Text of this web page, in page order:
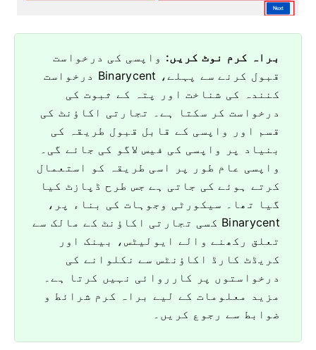
براہ کرم نوٹ کریں: واپسی کی درخواست
قبول کرنے سے پہلے، Binarycent درخواست
کنندہ کی شناخت اور پتہ کے ثبوت کی
درخواست کر سکتا ہے۔
تجارتی اکاؤنٹ کی
قسم اور واپسی کے قابل قبول طریقہ کی
بنیاد پر واپسی کی فیس لاگو کی جائے گی۔
واپسی عام طور پر اسی طریقہ کو استعمال
کرتے ہوئے کی جاتی ہے جس طرح ڈپازٹ کیا
گیا تھا۔ سیکورٹی وجوہات کی بناء پر،
Binarycent کسی تجارتی اکاؤنٹ کے مالک سے
تعلق رکھنے والے ایولیٹس، بینک اور
کریڈٹ کارڈ اکاؤنٹس سے نکلوانے کی
درخواستوں پر کارروائی نہیں کرتا ہے۔
مزید معلومات کے لیے براہ کرم شرائط و
ضوابط سے رجوع کریں۔